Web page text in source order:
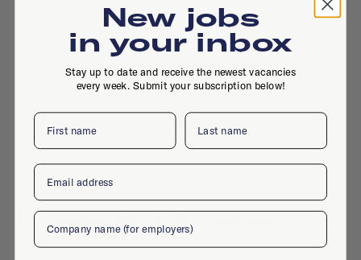
New jobs
in your inbox
Stay up to date and receive the newest vacancies
every week. Submit your subscription below!
First name Last name
Email
Company